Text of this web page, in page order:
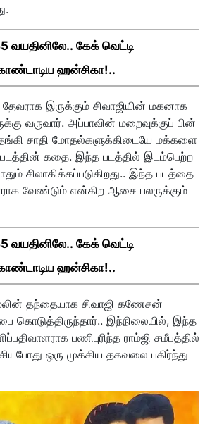
வயதினிலே.. கேக் வெட்டி
ஹன்சிகா!..
இருக்கும் சிவாஜியின் மகனாக
வருவார். அப்பாவின் மறைவுக்குப் பின்
சாதி மோதல்களுக்கிடையே மக்களை
படத்தின் கதை. இந்த படத்தில் இடம்பெற்ற
சிலாகிக்கப்படுகிறது.. இந்த படத்தை
வேண்டும் என்கிற ஆசை பலருக்கும்
வயதினிலே.. கேக் வெட்டி
ஹன்சிகா!..
தந்தையாக சிவாஜி கணேசன்
கொடுத்திருந்தார்.. இந்நிலையில், இந்த
பணிபுரிந்த ராம்ஜி சமீபத்தில்
ஒரு முக்கிய தகவலை பகிர்ந்து